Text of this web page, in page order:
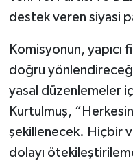
destek veren siyasi
Komisyonun,
doğru
yasal düzenlemeler
Kurtulmuş,
şekillenecek. Hiçbir
dolayı